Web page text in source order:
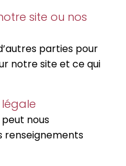
site ou nos
parties pour
notre site et ce qui
nous
renseignements